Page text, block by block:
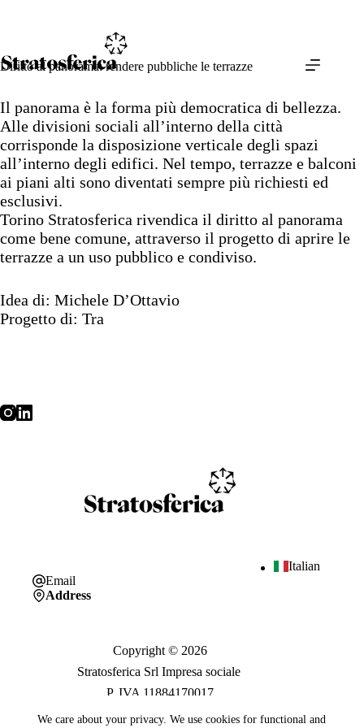
We care about your privacy. We use cookies for functional and
Diritto al panorama: rendere pubbliche le terrazze
Il panorama è la forma più democratica di bellezza.
Alle divisioni sociali all’interno della città
corrisponde la disposizione verticale degli spazi
all’interno degli edifici. Nel tempo, terrazze e balconi
ai piani alti sono diventati sempre più richiesti ed
esclusivi.
Torino Stratosferica rivendica il diritto al panorama
come bene comune, attraverso il progetto di aprire le
terrazze a un uso pubblico e condiviso.
Idea di: Michele D’Ottavio
Progetto di: Tra
Italian
Email
Address
Copyright © 2026
Stratosferica Srl Impresa sociale
P. IVA 11884170017